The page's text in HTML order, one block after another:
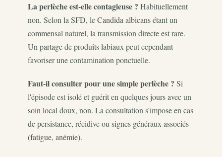
La perlèche est-elle contagieuse ? Habituellement
non. Selon la SFD, le Candida albicans étant un
commensal naturel, la transmission directe est rare.
Un partage de produits labiaux peut cependant
favoriser une contamination ponctuelle.
Faut-il consulter pour une simple perlèche ? Si
l'épisode est isolé et guérit en quelques jours avec un
soin local doux, non. La consultation s'impose en cas
de persistance, récidive ou signes généraux associés
(fatigue, anémie).